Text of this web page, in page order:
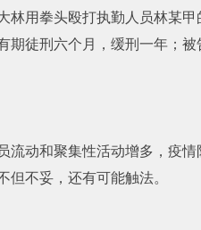
用拳头殴打执勤人员林某
徒刑六个月，缓刑一年；
动和聚集性活动增多，疫
不妥，还有可能触法。